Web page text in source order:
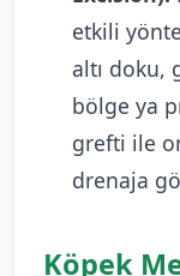
etkili
altı doku,
bölge ya
grefti ile
drenaja
Köpek